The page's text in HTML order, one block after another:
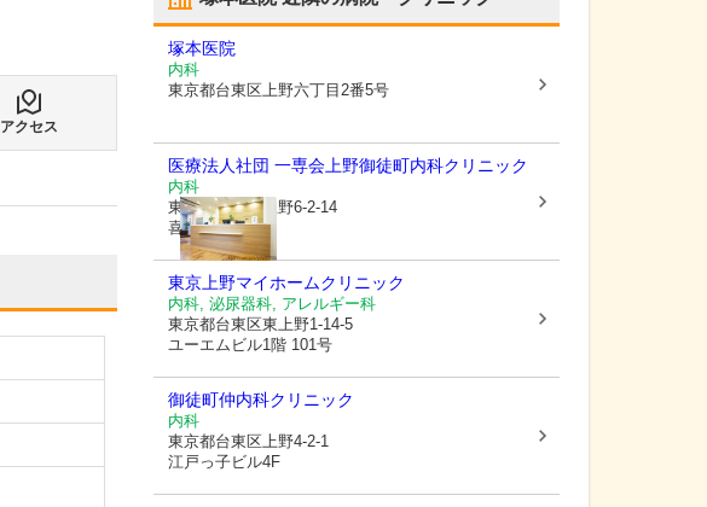
アクセス
塚本医院
内科
東京都台東区上野六丁目2番5号
医療法人社団 一専会上野御徒町内科クリニック
内科
東京都台東区上野6-2-14
喜久屋ビル7階
東京上野マイホームクリニック
内科, 泌尿器科, アレルギー科
東京都台東区東上野1-14-5
ユーエムビル1階 101号
御徒町仲内科クリニック
内科
東京都台東区上野4-2-1
江戸っ子ビル4F